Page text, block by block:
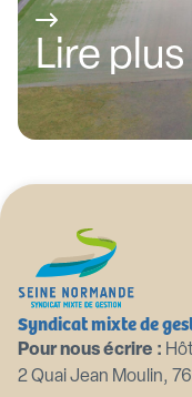
Lire plus
Syndicat mixte de
Pour nous écrire :
2 Quai Jean Moulin,